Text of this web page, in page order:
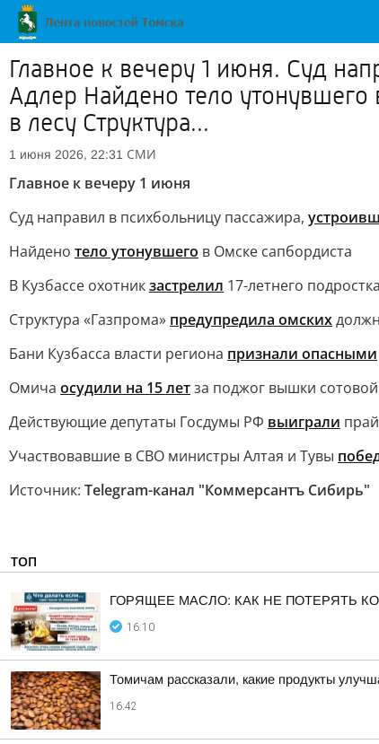
Главное к вечеру 1 июня. Суд
Адлер Найдено тело утонувшего
в лесу Структура...
1 июня 2026, 22:31 СМИ
Главное к вечеру 1 июня
Суд направил в психбольницу пассажира,
Найдено тело утонувшего в Омске сапбордиста
В Кузбассе охотникзастрелил 17-летнего
Структура «Газпрома» предупредила омских
Бани Кузбасса власти региона признали опасными
Омича осудили на 15 летза поджог вышки
Действующие депутаты Госдумы РФ выиграли
Участвовавшие в СВО министры Алтая и Тувы
Источник: Telegram-канал "Коммерсантъ Сибирь"
ТОП
ГОРЯЩЕЕ МАСЛО: КАК НЕ ПОТЕРЯТЬ
16:10
Томичам рассказали, какие продукты
16:42